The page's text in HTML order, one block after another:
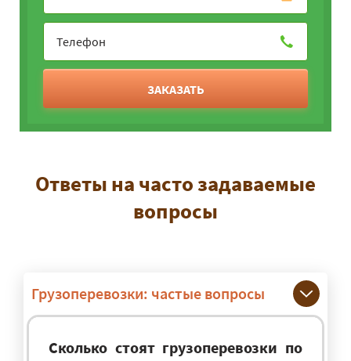
ЗАКАЗАТЬ
Ответы на часто задаваемые
вопросы
Грузоперевозки: частые вопросы
Сколько стоят грузоперевозки по